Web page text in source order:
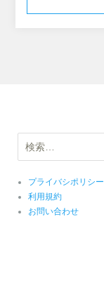
索:
プライバシポリシー
利用規約
お問い合わせ